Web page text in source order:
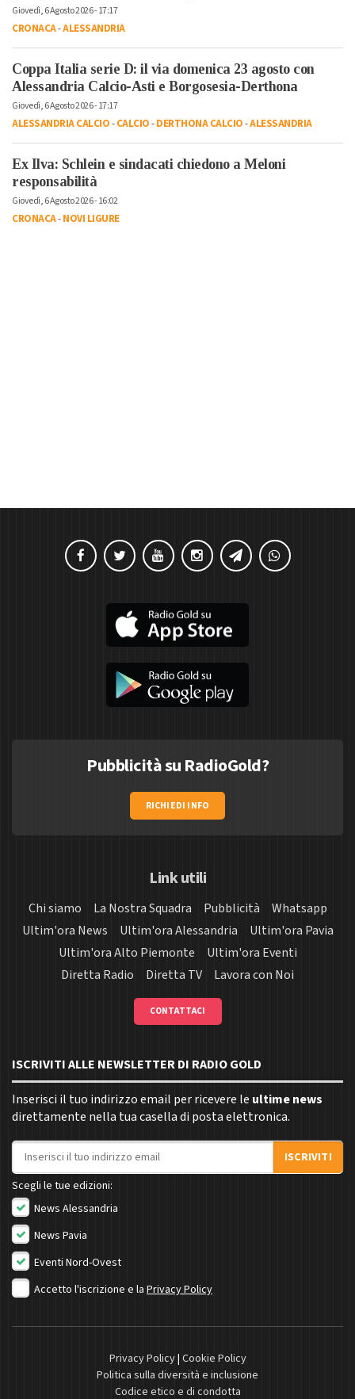
Giovedì, 6 Agosto 2026 - 17:17
CRONACA-ALESSANDRIA
Coppa Italia serie D: il via domenica 23 agosto con
Alessandria Calcio-Asti e Borgosesia-Derthona
Giovedì, 6 Agosto 2026 - 17:17
ALESSANDRIA CALCIO-CALCIO-DERTHONA CALCIO-ALESSANDRIA
Ex Ilva: Schlein e sindacati chiedono a Meloni
responsabilità
Giovedì, 6 Agosto 2026 - 16:02
CRONACA-NOVI LIGURE
Pubblicità su RadioGold?
RICHIEDI INFO
Link utili
Chi siamo La Nostra Squadra Pubblicità
Whatsapp
Ultim'ora News
Ultim'ora Alessandria
Ultim'ora Pavia
Ultim'ora Alto Piemonte
Ultim'ora Eventi
Diretta Radio
Diretta TV Lavora con Noi
CONTATTACI
ISCRIVITI ALLE NEWSLETTER DI RADIO GOLD
Inserisci il tuo indirizzo email per ricevere le ultime news
direttamente nella tua casella di posta elettronica.
Indirizzo email
ISCRIVITI
Scegli le tue edizioni:
News Alessandria
News Pavia
Eventi Nord-Ovest
Accetto l'iscrizione e la Privacy Policy
Privacy Policy| Cookie Policy
Politica sulla diversità e inclusione
Codice etico e di condotta